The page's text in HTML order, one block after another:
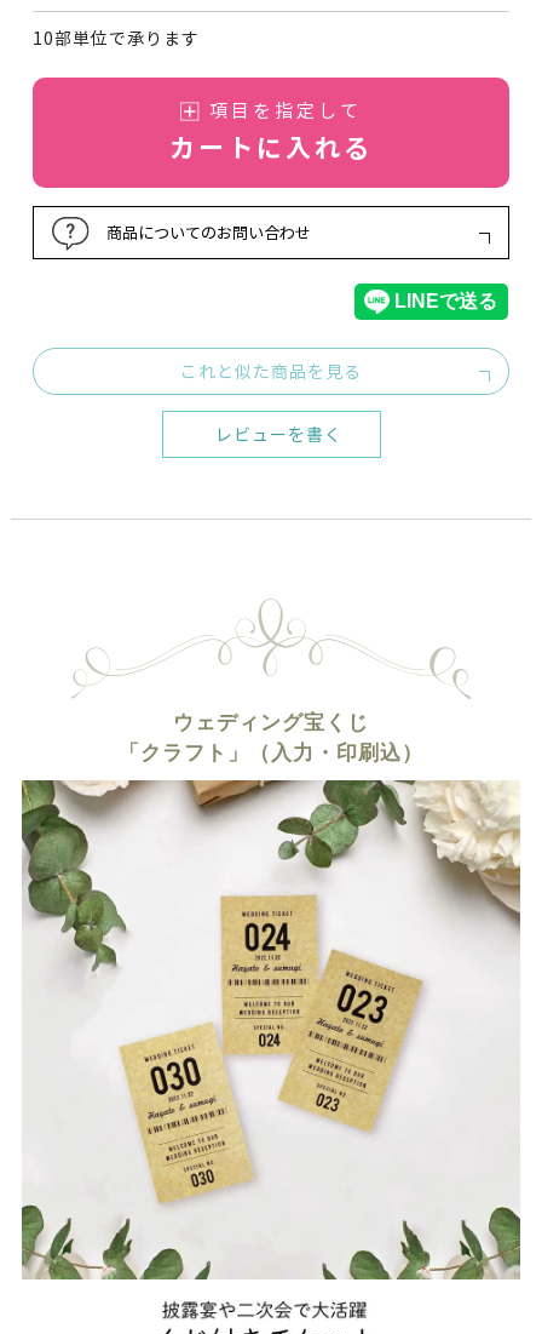
10部単位で承ります
項目を指定して
カートに入れる
商品についてのお問い合わせ
これと似た商品を見る
レビューを書く
ウェディング宝くじ
「クラフト」（入力・印刷込）